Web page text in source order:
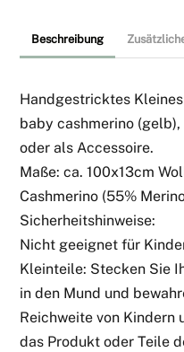
Beschreibung
Handgestricktes
baby cashmerino
oder als Accessoire.
Maße: ca. 100x13cm
Cashmerino (55%
Sicherheitshinweise:
Nicht geeignet für
Kleinteile: Stecken Sie
in den Mund und
Reichweite von Kindern
das Produkt oder Teile